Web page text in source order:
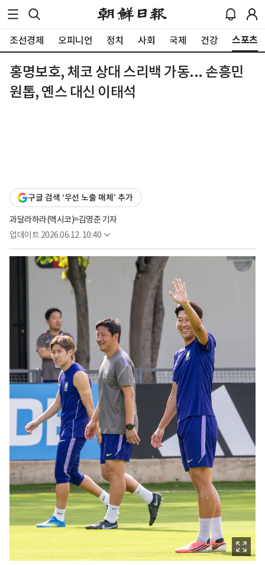
조선경제 오피니언 정치 사회 국제 건강 스포츠
홍명보호, 체코 상대 스리백 가동... 손흥민
원톱, 옌스 대신 이태석
구글 검색 ‘우선 노출 매체’ 추가
과달라하라(멕시코)=김영준 기자
업데이트 2026.06.12. 10:40